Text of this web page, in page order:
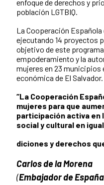
enfoque de derechos y
población LGTBIQ.
La Cooperación Española
ejecutando 14 proyectos
objetivo de este
empoderamiento y la
mujeres en 23 municipios
económica de El Salvador.
“La Cooperación
mujeres para que
participación activa en
social y cultural en
diciones y derechos
Carlos de la Morena
(Embajador de